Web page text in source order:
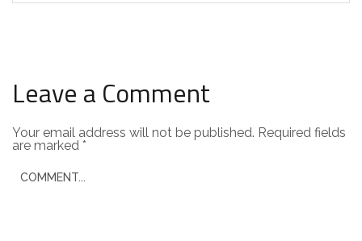
Leave a Comment
Your email address will not be published. Required fields
are marked *